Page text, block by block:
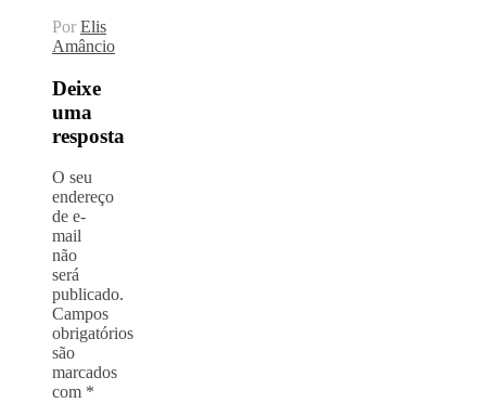
Por Elis
Amâncio
Deixe
uma
resposta
O seu
endereço
de e-
mail
não
será
publicado.
Campos
obrigatórios
são
marcados
com *